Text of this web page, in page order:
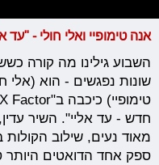
אנה טימופיי ואלי חולי - "עד
השבוע גילינו מה קורה
חדש - עד אליי". השיר
מאוד נעים, שילוב הקולות
ספק אחד הדואטים היותר